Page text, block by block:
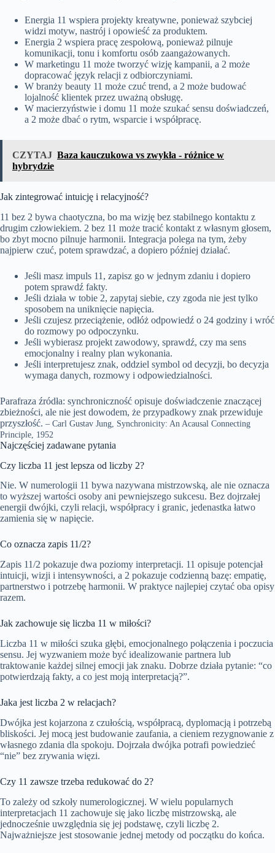
Energia 11 wspiera projekty kreatywne, ponieważ szybciej
widzi motyw, nastrój i opowieść za produktem.
Energia 2 wspiera pracę zespołową, ponieważ pilnuje
komunikacji, tonu i komfortu osób zaangażowanych.
W marketingu 11 może tworzyć wizję kampanii, a 2 może
dopracować język relacji z odbiorczyniami.
W branży beauty 11 może czuć trend, a 2 może budować
lojalność klientek przez uważną obsługę.
W macierzyństwie i domu 11 może szukać sensu doświadczeń,
a 2 może dbać o rytm, wsparcie i współpracę.
CZYTAJ Baza kauczukowa vs zwykła - różnice w
hybrydzie
Jak zintegrować intuicję i relacyjność?
11 bez 2 bywa chaotyczna, bo ma wizję bez stabilnego kontaktu z
drugim człowiekiem. 2 bez 11 może tracić kontakt z własnym głosem,
bo zbyt mocno pilnuje harmonii. Integracja polega na tym, żeby
najpierw czuć, potem sprawdzać, a dopiero później działać.
Jeśli masz impuls 11, zapisz go w jednym zdaniu i dopiero
potem sprawdź fakty.
Jeśli działa w tobie 2, zapytaj siebie, czy zgoda nie jest tylko
sposobem na uniknięcie napięcia.
Jeśli czujesz przeciążenie, odłóż odpowiedź o 24 godziny i wróć
do rozmowy po odpoczynku.
Jeśli wybierasz projekt zawodowy, sprawdź, czy ma sens
emocjonalny i realny plan wykonania.
Jeśli interpretujesz znak, oddziel symbol od decyzji, bo decyzja
wymaga danych, rozmowy i odpowiedzialności.
Parafraza źródła: synchroniczność opisuje doświadczenie znaczącej
zbieżności, ale nie jest dowodem, że przypadkowy znak przewiduje
przyszłość. – Carl Gustav Jung, Synchronicity: An Acausal Connecting
Principle, 1952
Najczęściej zadawane pytania
Czy liczba 11 jest lepsza od liczby 2?
Nie. W numerologii 11 bywa nazywana mistrzowską, ale nie oznacza
to wyższej wartości osoby ani pewniejszego sukcesu. Bez dojrzałej
energii dwójki, czyli relacji, współpracy i granic, jedenastka łatwo
zamienia się w napięcie.
Co oznacza zapis 11/2?
Zapis 11/2 pokazuje dwa poziomy interpretacji. 11 opisuje potencjał
intuicji, wizji i intensywności, a 2 pokazuje codzienną bazę: empatię,
partnerstwo i potrzebę harmonii. W praktyce najlepiej czytać oba opisy
razem.
Jak zachowuje się liczba 11 w miłości?
Liczba 11 w miłości szuka głębi, emocjonalnego połączenia i poczucia
sensu. Jej wyzwaniem może być idealizowanie partnera lub
traktowanie każdej silnej emocji jak znaku. Dobrze działa pytanie: “co
potwierdzają fakty, a co jest moją interpretacją?”.
Jaka jest liczba 2 w relacjach?
Dwójka jest kojarzona z czułością, współpracą, dyplomacją i potrzebą
bliskości. Jej mocą jest budowanie zaufania, a cieniem rezygnowanie z
własnego zdania dla spokoju. Dojrzała dwójka potrafi powiedzieć
“nie” bez zrywania więzi.
Czy 11 zawsze trzeba redukować do 2?
To zależy od szkoły numerologicznej. W wielu popularnych
interpretacjach 11 zachowuje się jako liczbę mistrzowską, ale
jednocześnie uwzględnia się jej podstawę, czyli liczbę 2.
Najważniejsze jest stosowanie jednej metody od początku do końca.